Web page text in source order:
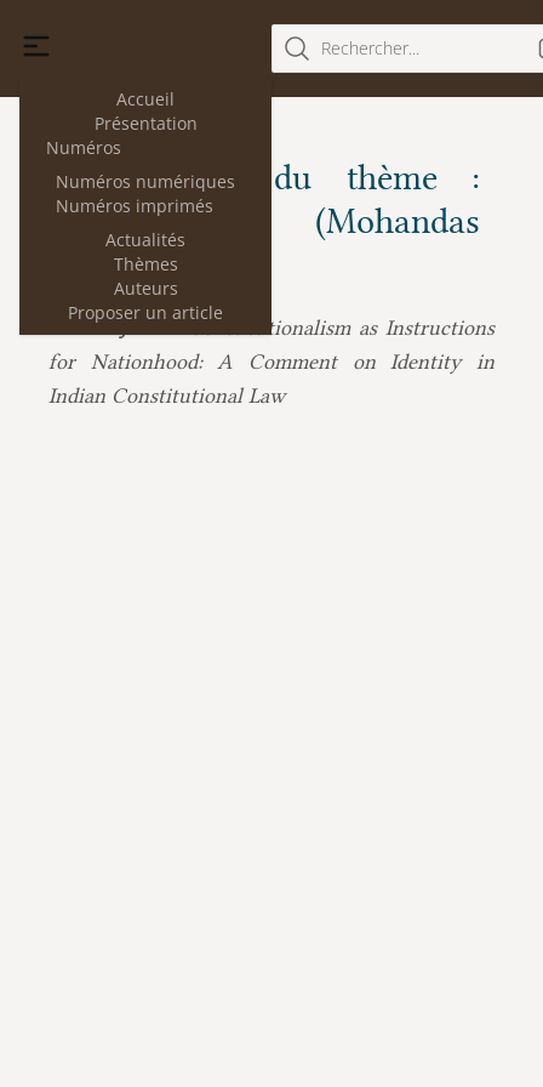
Accueil
Présentation
Numéros
Numéros numériques
Numéros imprimés
Actualités
Thèmes
Auteurs
Proposer un article
Rechercher...
Les articles du thème :
Gandhi (Mohandas
Karamchand)
Mathew John :
Constitutionalism as Instructions
for Nationhood: A Comment on Identity in
Indian Constitutional Law